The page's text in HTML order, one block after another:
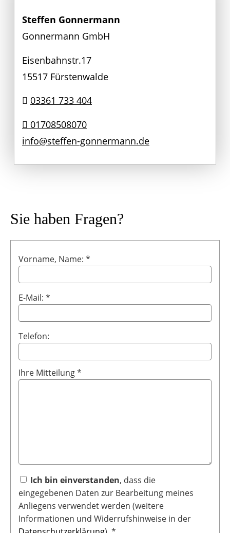
Steffen Gonnermann
Gonnermann GmbH
Eisenbahnstr.17
15517 Fürstenwalde
03361 733 404
01708508070
info@steffen-gonnermann.de
Sie haben Fragen?
Vorname, Name: *
E-Mail: *
Telefon:
Ihre Mitteilung *
Ich bin einverstanden, dass die
eingegebenen Daten zur Bearbeitung meines
Anliegens verwendet werden (weitere
Informationen und Widerrufshinweise in der